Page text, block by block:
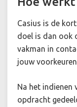
Casius is de
doel is dan ook
vakman in
jouw
Na het indienen
opdracht